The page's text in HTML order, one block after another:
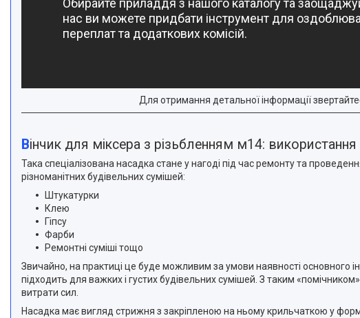
Обирайте приладдя з нашого каталогу та
нас ви можете придбати інструмент для
переплат та додаткових комісій.
Для отримання детальної інформації
Вінчик для міксера з різьбленням м14:
Така спеціалізована насадка стане у нагоді під час ремонту та
різноманітних будівельних сумішей:
Штукатурки
Клею
Гіпсу
Фарби
Ремонтні суміші тощо
Звичайно, на практиці це буде можливим за умови наявності основного
підходить для важких і густих будівельних сумішей. З таким
витрати сил.
Насадка має вигляд стрижня з закріпленою на ньому крильчаткою у